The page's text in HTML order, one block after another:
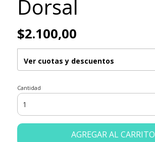
Dorsal
$2.100,00
Ver cuotas y descuentos
Cantidad
AGREGAR AL CARRITO